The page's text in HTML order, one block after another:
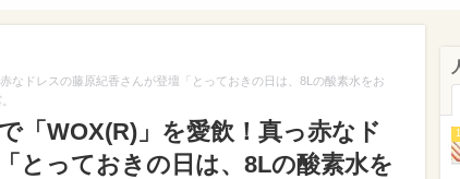
なドレスの藤原紀香さんが登壇「とっておきの日は、8Lの酸素水をお
「WOX(R)」を愛飲！真っ赤なド
とっておきの日は、8Lの酸素水を
1